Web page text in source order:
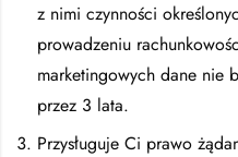
z nimi czynności
prowadzeniu
marketingowych dane nie
przez 3 lata.
Przysługuje Ci prawo